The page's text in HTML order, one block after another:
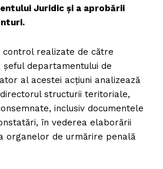
Juridic și a aprobării
control realizate de către
departamentului de
al acestei acțiuni analizează
structurii teritoriale,
inclusiv documentele
în vederea elaborării
organelor de urmărire penală